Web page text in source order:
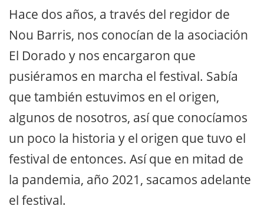
Hace dos años, a través del regidor de
Nou Barris, nos conocían de la asociación
El Dorado y nos encargaron que
pusiéramos en marcha el festival. Sabía
que también estuvimos en el origen,
algunos de nosotros, así que conocíamos
un poco la historia y el origen que tuvo el
festival de entonces. Así que en mitad de
la pandemia, año 2021, sacamos adelante
el festival.